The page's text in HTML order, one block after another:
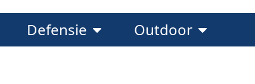
Defensie Outdoor